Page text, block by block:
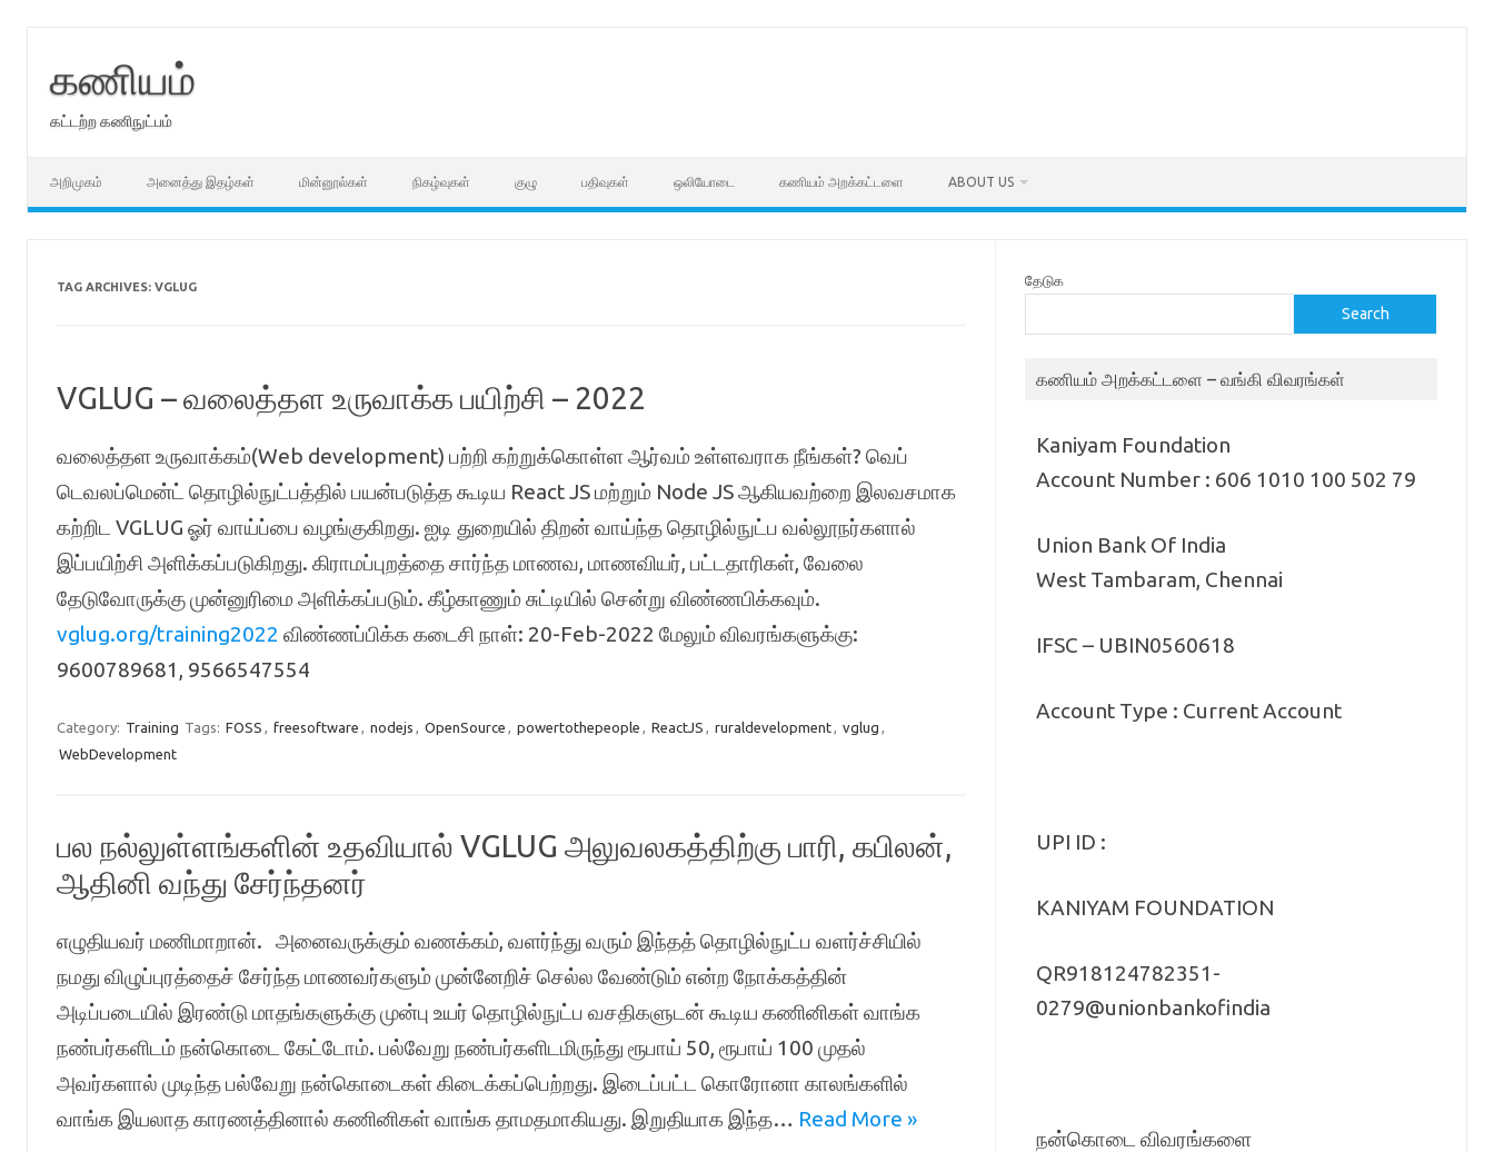
கணியம்
கட்டற்ற கணிநுட்பம்
அறிமுகம் அனைத்து இதழ்கள் மின்னூல்கள் நிகழ்வுகள் குழு பதிவுகள் ஒலியோடை கணியம் அறக்கட்டளை ABOUT US
TAG ARCHIVES: VGLUG
VGLUG – வலைத்தள உருவாக்க பயிற்சி – 2022
வலைத்தள உருவாக்கம்(Web development) பற்றி கற்றுக்கொள்ள ஆர்வம் உள்ளவராக நீங்கள்? வெப்
டெவலப்மென்ட் தொழில்நுட்பத்தில் பயன்படுத்த கூடிய React JS மற்றும் Node JS ஆகியவற்றை இலவசமாக
கற்றிட VGLUG ஓர் வாய்ப்பை வழங்குகிறது. ஐடி துறையில் திறன் வாய்ந்த தொழில்நுட்ப வல்லூநர்களால்
இப்பயிற்சி அளிக்கப்படுகிறது. கிராமப்புறத்தை சார்ந்த மாணவ, மாணவியர், பட்டதாரிகள், வேலை
தேடுவோருக்கு முன்னுரிமை அளிக்கப்படும். கீழ்காணும் சுட்டியில் சென்று விண்ணபிக்கவும்.
vglug.org/training2022 விண்ணப்பிக்க கடைசி நாள்: 20-Feb-2022 மேலும் விவரங்களுக்கு:
9600789681, 9566547554
Category: Training Tags: FOSS , freesoftware , nodejs , OpenSource , powertothepeople , ReactJS , ruraldevelopment, vglug ,
WebDevelopment
பல நல்லுள்ளங்களின் உதவியால் VGLUG அலுவலகத்திற்கு பாரி, கபிலன்,
ஆதினி வந்து சேர்ந்தனர்
எழுதியவர் மணிமாறான். அனைவருக்கும் வணக்கம், வளர்ந்து வரும் இந்தத் தொழில்நுட்ப வளர்ச்சியில்
நமது விழுப்புரத்தைச் சேர்ந்த மாணவர்களும் முன்னேறிச் செல்ல வேண்டும் என்ற நோக்கத்தின்
அடிப்படையில் இரண்டு மாதங்களுக்கு முன்பு உயர் தொழில்நுட்ப வசதிகளுடன் கூடிய கணினிகள் வாங்க
நண்பர்களிடம் நன்கொடை கேட்டோம். பல்வேறு நண்பர்களிடமிருந்து ரூபாய் 50, ரூபாய் 100 முதல்
அவர்களால் முடிந்த பல்வேறு நன்கொடைகள் கிடைக்கப்பெற்றது. இடைப்பட்ட கொரோனா காலங்களில்
வாங்க இயலாத காரணத்தினால் கணினிகள் வாங்க தாமதமாகியது. இறுதியாக இந்த… Read More »
தேடுக
Search
கணியம் அறக்கட்டளை – வங்கி விவரங்கள்
Kaniyam Foundation
Account Number : 606 1010 100 502 79
Union Bank Of India
West Tambaram, Chennai
IFSC – UBIN0560618
Account Type : Current Account
UPI ID :
KANIYAM FOUNDATION
QR918124782351-
0279@unionbankofindia
நன்கொடை விவரங்களை